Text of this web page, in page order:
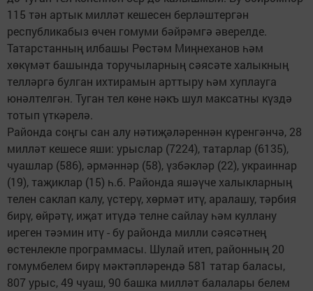
115 тән артык милләт кешесен берләштергән
республикабыз өчен гомуми бәйрәмгә әверелде.
Татарстанның илбашы Рөстәм Миңнеханов һәм
хөкүмәт башында торучыларның сәясәте халыкның
телләргә булган ихтирамын арттыру һәм хуплауга
юнәлтелгән. Туган тел көне нәкъ шул максатны күздә
тотып үткәрелә.
Районда соңгы сан алу нәтиҗәләреннән күренгәнчә, 28
милләт кешесе яши: урыслар (7224), татарлар (6135),
чуашлар (586), әрмәннәр (58), үзбәкләр (22), украиннар
(19), таҗиклар (15) һ.б. Районда яшәүче халыкларның
телен саклап калу, үстерү, хөрмәт итү, аралашу, тәрбия
бирү, өйрәтү, иҗат итүдә телне сайлау һәм куллану
иреген тәэмин итү - бу районда милли сәясәтнең
өстенлекле программасы. Шулай итеп, районның 20
гомумбелем бирү мәктәпләрендә 581 татар баласы,
807 урыс, 49 чуаш, 90 башка милләт балалары белем